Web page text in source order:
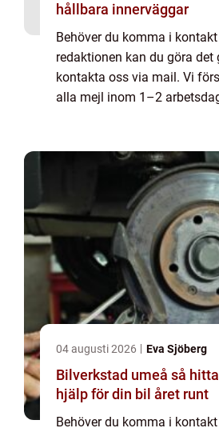
hållbara innerväggar
Behöver du komma i kontakt
redaktionen kan du göra det
kontakta oss via mail. Vi
alla mejl inom 1–2
04 augusti 2026 Eva Sjöberg
Bilverkstad umeå så hittar du rätt
hjälp för din bil året runt
Behöver du komma i kontakt